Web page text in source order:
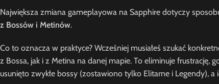
Największa zmiana gameplayowa na Sapphire dotyczy
z Bossów i Metinów.
Co to oznacza w praktyce? Wcześniej musiałeś szukać
z Bossa, jak i z Metina na danej mapie. To eliminuje frustrację,
usunięto zwykłe bossy (zostawiono tylko Elitarne i Legendy),